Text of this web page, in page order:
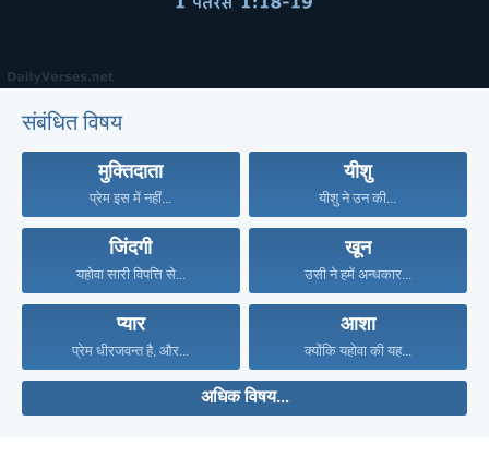
संबंधित विषय
मुक्तिदाता
प्रेम इस में नहीं...
यीशु
यीशु ने उन की...
जिंदगी
यहोवा सारी विपत्ति से...
खून
उसी ने हमें अन्धकार...
प्यार
प्रेम धीरजवन्त है, और...
आशा
क्योंकि यहोवा की यह...
अधिक विषय...